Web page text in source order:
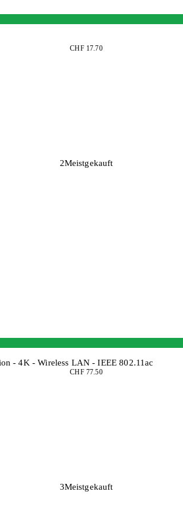
CHF 17.70
2Meistgekauft
- 4K - Wireless LAN - IEEE 802.11ac
CHF 77.50
3Meistgekauft